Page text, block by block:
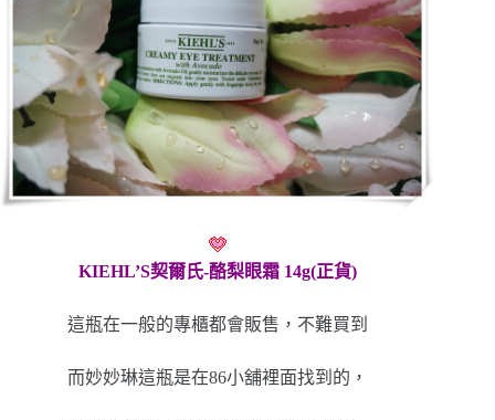
KIEHL’S契爾氏-酪梨眼霜 14g(正貨)
這瓶在一般的專櫃都會販售，不難買到
而妙妙琳這瓶是在86小舖裡面找到的，